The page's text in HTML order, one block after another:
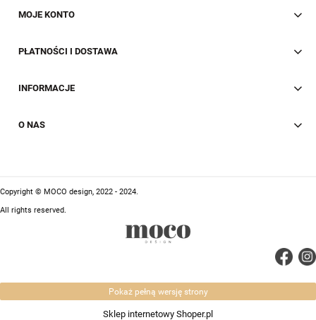
MOJE KONTO
PŁATNOŚCI I DOSTAWA
INFORMACJE
O NAS
Copyright © MOCO design, 2022 - 2024.
All rights reserved.
Pokaż pełną wersję strony
Sklep internetowy Shoper.pl